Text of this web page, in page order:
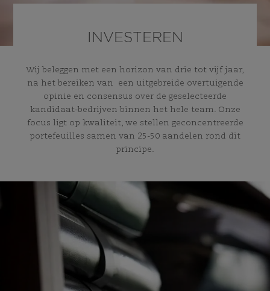
INVESTEREN
Wij beleggen met een horizon van drie tot vijf jaar,
na het bereiken van een uitgebreide overtuigende
opinie en consensus over de geselecteerde
kandidaat-bedrijven binnen het hele team. Onze
focus ligt op kwaliteit, we stellen geconcentreerde
portefeuilles samen van 25-50 aandelen rond dit
principe.